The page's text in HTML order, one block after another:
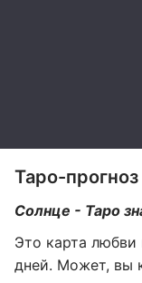
Таро-
Солнце - Таро
Это карта любви
дней. Может, вы